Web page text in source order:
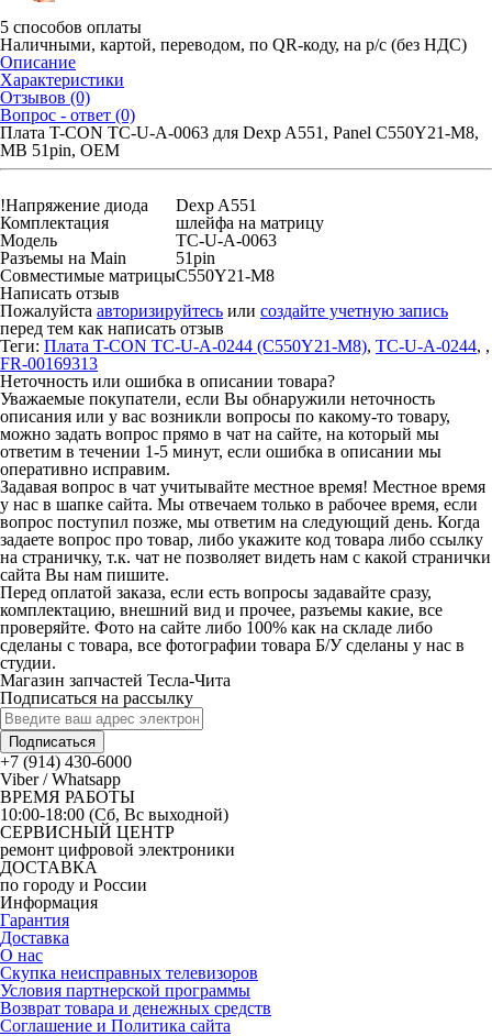
5 способов оплаты
Наличными, картой, переводом, по QR-коду, на р/с (без НДС)
Описание
Характеристики
Отзывов (0)
Вопрос - ответ (0)
Плата T-CON TC-U-A-0063 для Dexp A551, Panel C550Y21-M8,
MB 51pin, OEM
!Напряжение диода
Dexp A551
Комплектация
шлейфа на матрицу
Модель
TC-U-A-0063
Разъемы на Main
51pin
Совместимые матрицыC550Y21-M8
Написать отзыв
Пожалуйста авторизируйтесь или создайте учетную запись
перед тем как написать отзыв
Теги: Плата T-CON TC-U-A-0244 (C550Y21-M8), TC-U-A-0244, ,
FR-00169313
Неточность или ошибка в описании товара?
Уважаемые покупатели, если Вы обнаружили неточность
описания или у вас возникли вопросы по какому-то товару,
можно задать вопрос прямо в чат на сайте, на который мы
ответим в течении 1-5 минут, если ошибка в описании мы
оперативно исправим.
Задавая вопрос в чат учитывайте местное время! Местное время
у нас в шапке сайта. Мы отвечаем только в рабочее время, если
вопрос поступил позже, мы ответим на следующий день. Когда
задаете вопрос про товар, либо укажите код товара либо ссылку
на страничку, т.к. чат не позволяет видеть нам с какой странички
сайта Вы нам пишите.
Перед оплатой заказа, если есть вопросы задавайте сразу,
комплектацию, внешний вид и прочее, разъемы какие, все
проверяйте. Фото на сайте либо 100% как на складе либо
сделаны с товара, все фотографии товара Б/У сделаны у нас в
студии.
Магазин запчастей Тесла-Чита
Подписаться на рассылку
Подписаться
+7 (914) 430-6000
Viber / Whatsapp
ВРЕМЯ РАБОТЫ
10:00-18:00 (Сб, Вс выходной)
СЕРВИСНЫЙ ЦЕНТР
ремонт цифровой электроники
ДОСТАВКА
по городу и России
Информация
Гарантия
Доставка
О нас
Скупка неисправных телевизоров
Условия партнерской программы
Возврат товара и денежных средств
Соглашение и Политика сайта